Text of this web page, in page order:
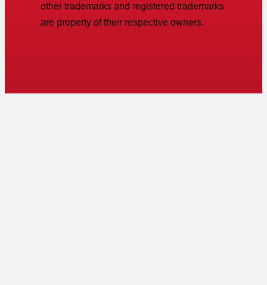
other trademarks and registered trademarks
are property of their respective owners.